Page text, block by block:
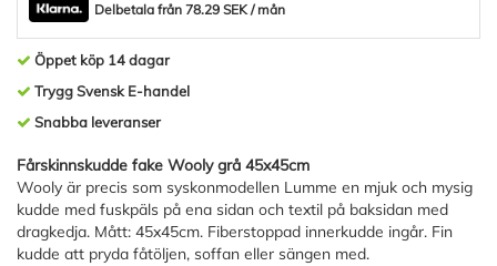
Delbetala från 78.29 SEK / mån
Öppet köp 14 dagar
Trygg Svensk E-handel
Snabba leveranser
Fårskinnskudde fake Wooly grå 45x45cm
Wooly är precis som syskonmodellen Lumme en mjuk och mysig
kudde med fuskpäls på ena sidan och textil på baksidan med
dragkedja. Mått: 45x45cm. Fiberstoppad innerkudde ingår. Fin
kudde att pryda fåtöljen, soffan eller sängen med.